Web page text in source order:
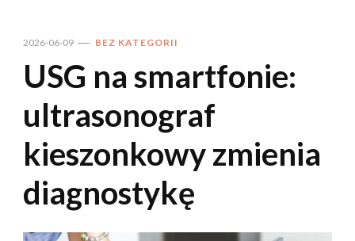
2026-06-09 BEZ KATEGORII
USG na smartfonie:
ultrasonograf
kieszonkowy zmienia
diagnostykę